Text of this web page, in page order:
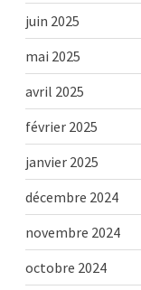
juin 2025
mai 2025
avril 2025
février 2025
janvier 2025
décembre 2024
novembre 2024
octobre 2024